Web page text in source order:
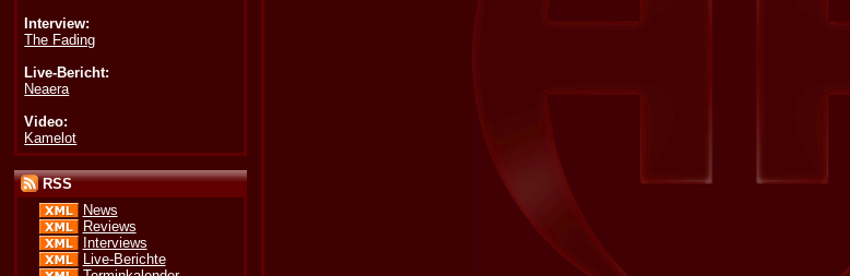
Interview:
The Fading
Live-Bericht:
Neaera
Video:
Kamelot
RSS
News
Reviews
Interviews
Live-Berichte